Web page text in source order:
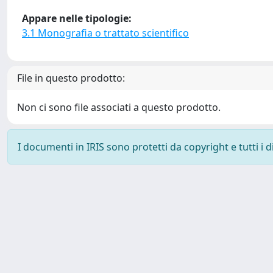
Appare nelle tipologie:
3.1 Monografia o trattato scientifico
File in questo prodotto:
Non ci sono file associati a questo prodotto.
I documenti in IRIS sono protetti da copyright e tutti i